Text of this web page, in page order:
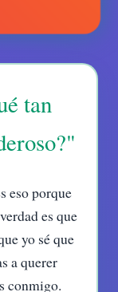
tan
eso porque
es que
yo sé que
a querer
conmigo.